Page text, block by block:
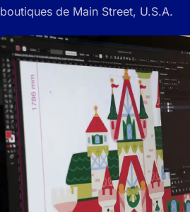
boutiques de Main Street, U.S.A.